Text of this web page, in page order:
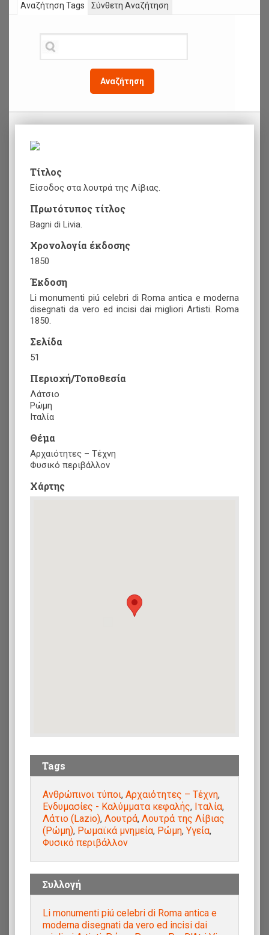
Αναζήτηση Tags
Αναζήτηση
Σύνθετη Αναζήτηση
Τίτλος
Είσοδος στα λουτρά της Λίβιας.
Πρωτότυπος τίτλος
Bagni di Livia.
Χρονολογία έκδοσης
1850
Έκδοση
Li monumenti piú celebri di Roma antica e moderna
disegnati da vero ed incisi dai migliori Artisti. Roma
1850.
Σελίδα
51
Περιοχή/Τοποθεσία
Λάτσιο
Ρώμη
Ιταλία
Θέμα
Αρχαιότητες – Τέχνη
Φυσικό περιβάλλον
Xάρτης
Tags
Ανθρώπινοι τύποι, Αρχαιότητες – Τέχνη,
Ενδυμασίες - Καλύμματα κεφαλής, Ιταλία,
Λάτιο (Lazio), Λουτρά, Λουτρά της Λίβιας
(Ρώμη), Ρωμαϊκά μνημεία, Ρώμη, Υγεία,
Φυσικό περιβάλλον
Συλλογή
Li monumenti piú celebri di Roma antica e
moderna disegnati da vero ed incisi dai